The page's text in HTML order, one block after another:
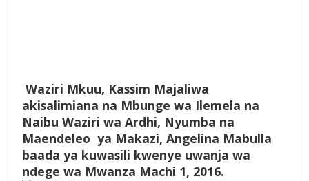
Waziri Mkuu, Kassim Majaliwa
akisalimiana na Mbunge wa Ilemela na
Naibu Waziri wa Ardhi, Nyumba na
Maendeleo ya Makazi, Angelina Mabulla
baada ya kuwasili kwenye uwanja wa
ndege wa Mwanza Machi 1, 2016.